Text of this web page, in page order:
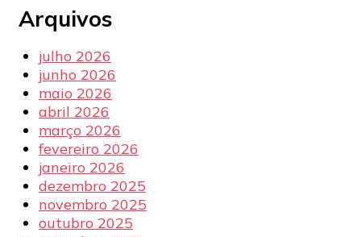
Arquivos
julho 2026
junho 2026
maio 2026
abril 2026
março 2026
fevereiro 2026
janeiro 2026
dezembro 2025
novembro 2025
outubro 2025